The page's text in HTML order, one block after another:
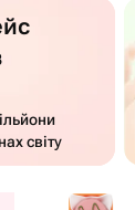
світу